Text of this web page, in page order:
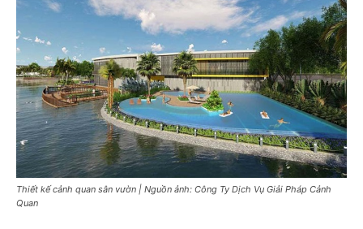
Thiết kế cảnh quan sân vườn | Nguồn ảnh: Công Ty Dịch Vụ Giải Pháp Cảnh
Quan